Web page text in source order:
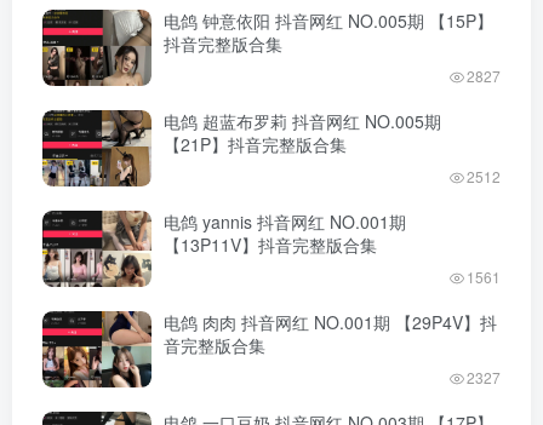
电鸽 钟意依阳 抖音网红 NO.005期 【15P】
抖音完整版合集
2827
电鸽 超蓝布罗莉 抖音网红 NO.005期
【21P】抖音完整版合集
2512
电鸽 yannis 抖音网红 NO.001期
【13P11V】抖音完整版合集
1561
电鸽 肉肉 抖音网红 NO.001期 【29P4V】抖
音完整版合集
2327